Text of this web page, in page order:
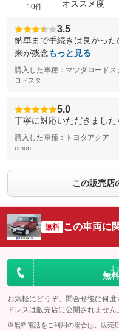
10件 オススメ度
3.5
納車まで手続きは良かっ
来が残念もっと見る
購入した車種：マツダロードス
ロドスタ
5.0
丁寧に対応いただきました
購入した車種：トヨタアクア
emon
この販売店
無料 この車両に
ま
無
お気軽にどうぞ。問合せ後に何
ドレスは販売店に公開されません。
※無料電話をご利用の場合は、販売